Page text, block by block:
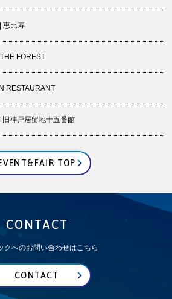
恵比寿
FOREST
RESTAURANT
神戸居留地十五番館
TOP
CONTACT
クへのお問い合わせはこちら
CONTACT